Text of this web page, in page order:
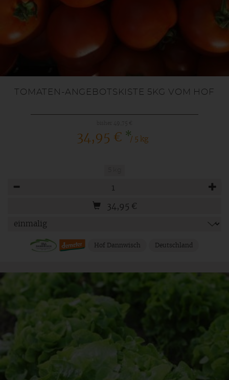
TOMATEN-ANGEBOTSKISTE 5KG VOM HOF
34,95 € */ 5 kg
34,95 €
Hof Dannwisch Deutschland